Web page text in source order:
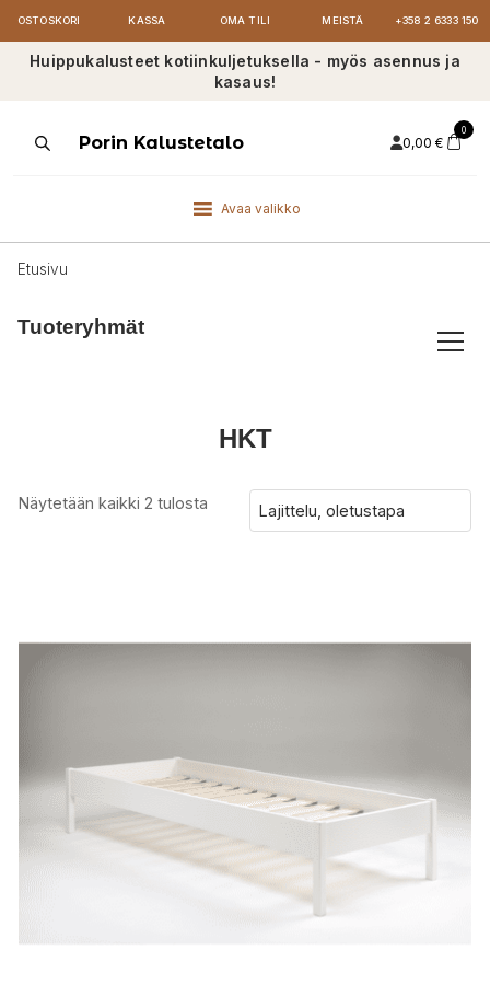
OSTOSKORI KASSA OMA TILI MEISTÄ +358 2 6333 150
Huippukalusteet kotiinkuljetuksella - myös asennus ja
kasaus!
ProductsPorin Kalustetalo 0,00 €
0
Avaa valikko
Etusivu
Tuoteryhmät
HKT
Näytetään kaikki 2 tulosta